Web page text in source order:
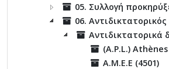
05. Συλλογή
06.
Αντιδικτατορικά
(A.P.L.)
A.M.E.E (4501)